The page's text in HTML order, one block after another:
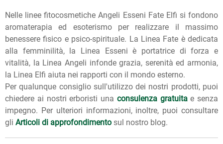
Nelle linee fitocosmetiche Angeli Esseni Fate Elfi si fondono
aromaterapia ed esoterismo per realizzare il massimo
benessere fisico e psico-spirituale. La Linea Fate è dedicata
alla femminilità, la Linea Esseni è portatrice di forza e
vitalità, la Linea Angeli infonde grazia, serenità ed armonia,
la Linea Elfi aiuta nei rapporti con il mondo esterno.
Per qualunque consiglio sull'utilizzo dei nostri prodotti, puoi
chiedere ai nostri erboristi una consulenza gratuitae senza
impegno. Per ulteriori informazioni, inoltre, puoi consultare
gli Articoli di approfondimento sul nostro blog.